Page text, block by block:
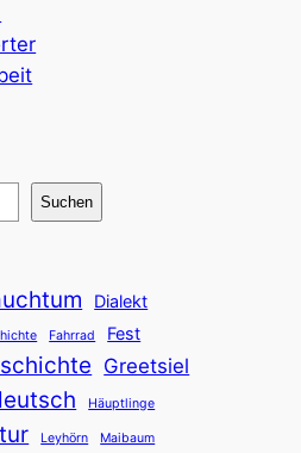
Suchen
Dialekt
Fahrrad
Fest
Greetsiel
Häuptlinge
Leyhörn Maibaum